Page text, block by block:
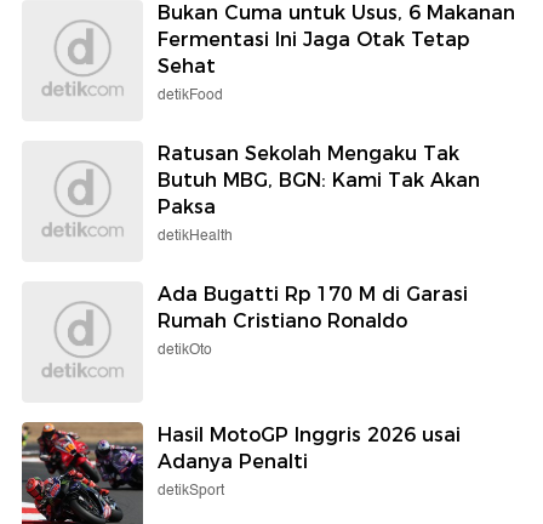
Bukan Cuma untuk Usus, 6 Makanan
Fermentasi Ini Jaga Otak Tetap
Sehat
detikFood
Ratusan Sekolah Mengaku Tak
Butuh MBG, BGN: Kami Tak Akan
Paksa
detikHealth
Ada Bugatti Rp 170 M di Garasi
Rumah Cristiano Ronaldo
detikOto
Hasil MotoGP Inggris 2026 usai
Adanya Penalti
detikSport